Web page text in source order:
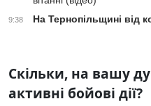
9:38 На Тернопільщині від
Скільки, на вашу
активні бойові дії?